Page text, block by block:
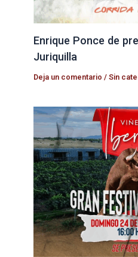
Enrique Ponce de
Juriquilla
Deja un comentario /Sin